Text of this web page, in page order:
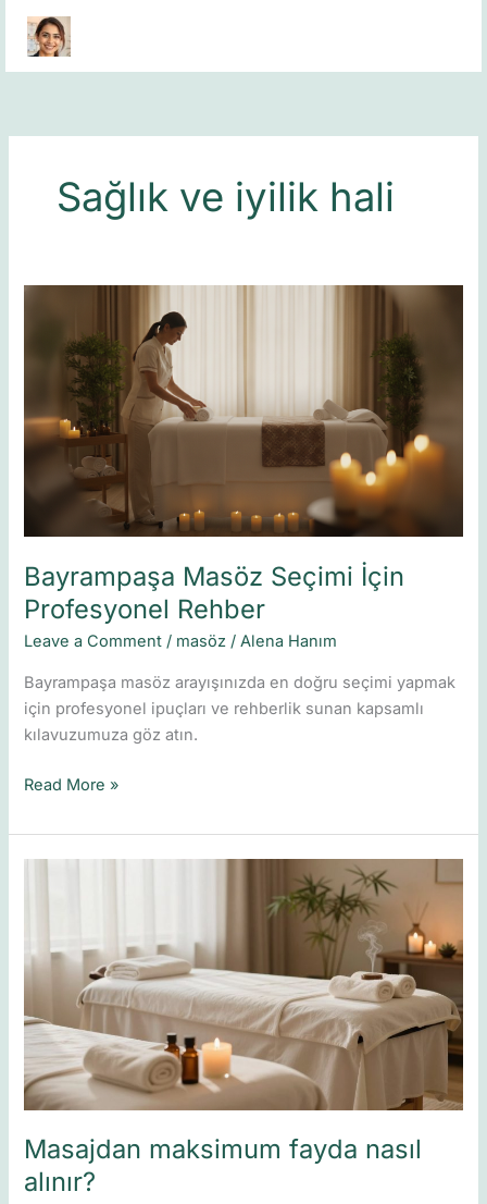
Skip
Sağlık ve iyilik hali
Bayrampaşa Masöz Seçimi İçin
Profesyonel Rehber
Leave a Comment / masöz /Alena Hanım
Bayrampaşa masöz arayışınızda en doğru seçimi yapmak
için profesyonel ipuçları ve rehberlik sunan kapsamlı
kılavuzumuza göz atın.
Bayrampaşa
Seçimi
Profesyonel
Rehber
Read More »
Masajdan maksimum fayda nasıl
alınır?
nasıl
alınır?